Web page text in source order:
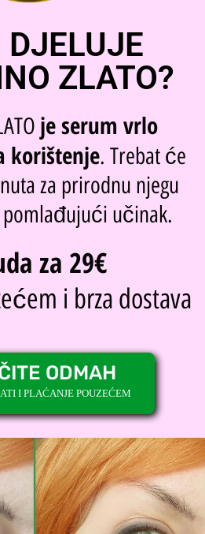
DJELUJE
ZLATO?
je serum vrlo
korištenje. Trebat će
za prirodnu njegu
pomlađujući učinak.
za 29€
i brza dostava
ODMAH
I PLAĆANJE POUZEĆEM